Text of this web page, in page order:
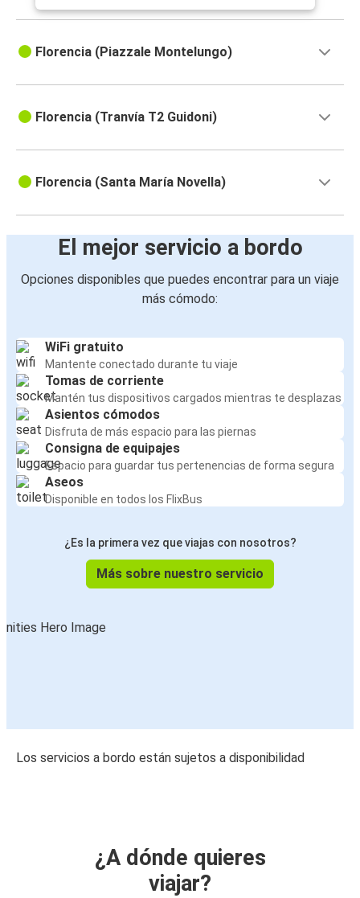
Florencia (Piazzale Montelungo)
Florencia (Tranvía T2 Guidoni)
Florencia (Santa María Novella)
El mejor servicio a bordo
Opciones disponibles que puedes encontrar para un viaje
más cómodo:
WiFi gratuito
Mantente conectado durante tu viaje
Tomas de corriente
Mantén tus dispositivos cargados mientras te desplazas
Asientos cómodos
Disfruta de más espacio para las piernas
Consigna de equipajes
Espacio para guardar tus pertenencias de forma segura
Aseos
Disponible en todos los FlixBus
¿Es la primera vez que viajas con nosotros?
Más sobre nuestro servicio
Los servicios a bordo están sujetos a disponibilidad
¿A dónde quieres
viajar?